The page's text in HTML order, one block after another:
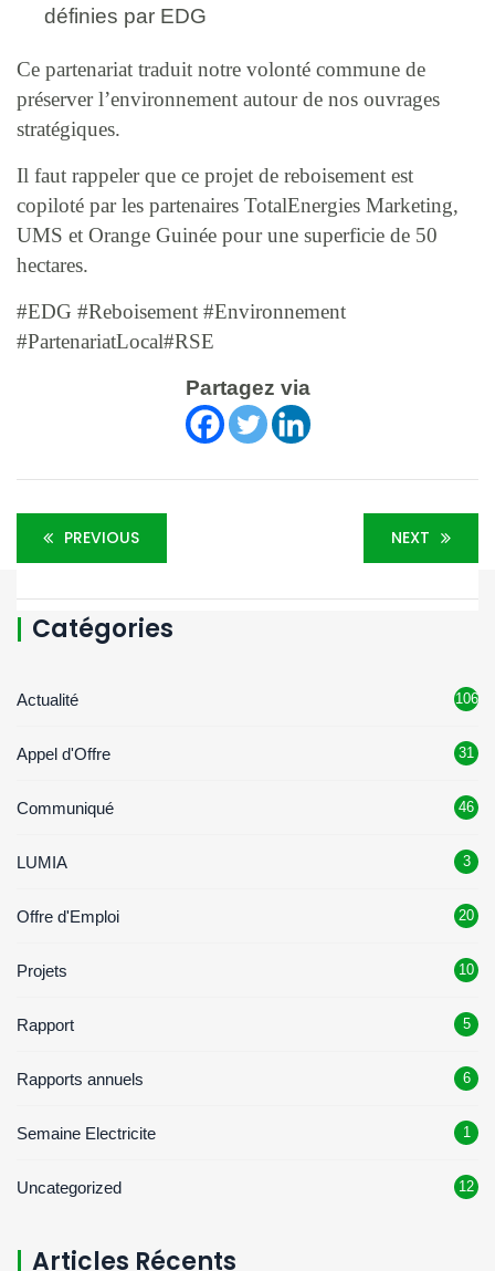
définies par EDG
Ce partenariat traduit notre volonté commune de
préserver l’environnement autour de nos ouvrages
stratégiques.
Il faut rappeler que ce projet de reboisement est
copiloté par les partenaires TotalEnergies Marketing,
UMS et Orange Guinée pour une superficie de 50
hectares.
#EDG #Reboisement #Environnement
#PartenariatLocal#RSE
Partagez via
PREVIOUS NEXT
Catégories
Actualité 106
Appel d'Offre 31
Communiqué 46
LUMIA 3
Offre d'Emploi 20
Projets 10
Rapport 5
Rapports annuels 6
Semaine Electricite 1
Uncategorized 12
Articles Récents